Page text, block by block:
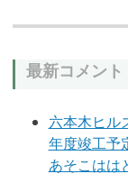
最新コメント
六本木ヒル
年度竣工予
あそこはは